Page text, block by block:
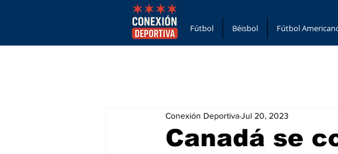
Fútbol Béisbol Fútbol
Canadá se
Conexión DeportivaJul 20, 2023